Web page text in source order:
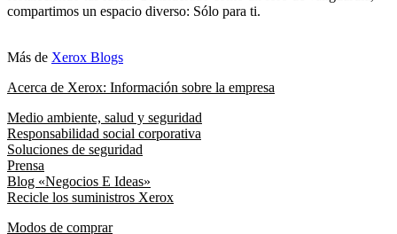
compartimos un espacio diverso: Sólo para ti.
Más de Xerox Blogs
Acerca de Xerox: Información sobre la empresa
Medio ambiente, salud y seguridad
Responsabilidad social corporativa
Soluciones de seguridad
Prensa
Blog «Negocios E Ideas»
Recicle los suministros Xerox
Modos de comprar